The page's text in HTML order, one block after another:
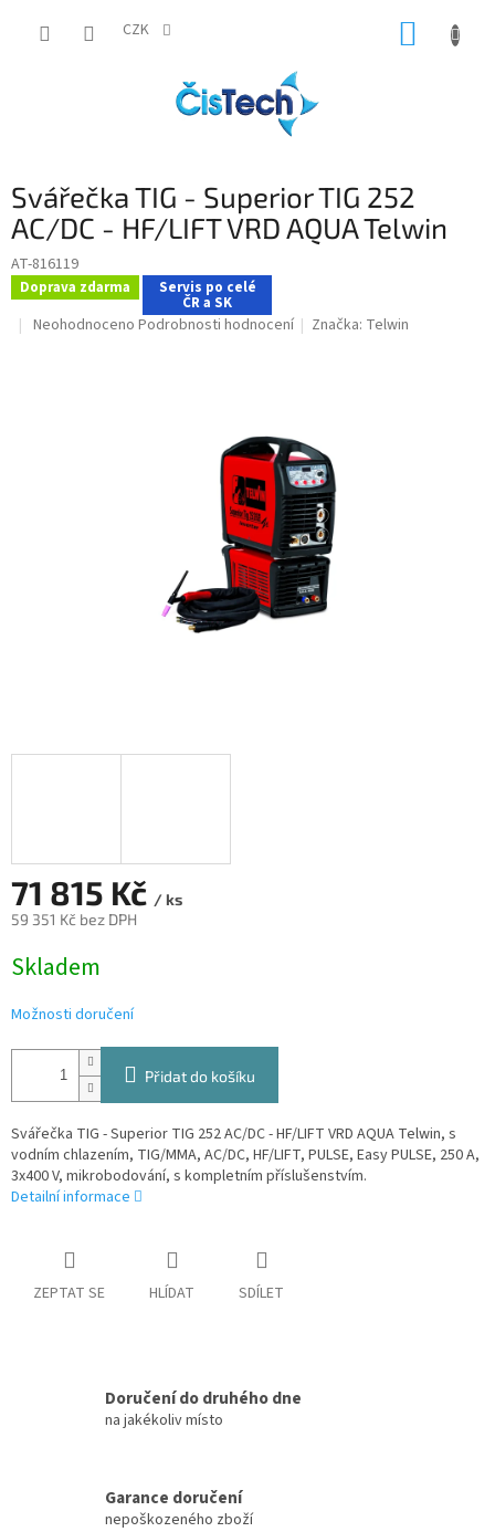
CZK
Svářečka TIG - Superior TIG 252
AC/DC - HF/LIFT VRD AQUA Telwin
AT-816119
Doprava zdarma Servis po celé
ČR a SK
Průměrné
Neohodnoceno Podrobnosti hodnocení Značka: Telwin
71 815 Kč / ks
59 351 Kč bez DPH
cena:
Skladem
Možnosti doručení
Přidat do košíku
Svářečka TIG - Superior TIG 252 AC/DC - HF/LIFT VRD AQUA Telwin, s
vodním chlazením, TIG/MMA, AC/DC, HF/LIFT, PULSE, Easy PULSE, 250 A,
3x400 V, mikrobodování, s kompletním příslušenstvím.
Detailní informace
ZEPTAT SE HLÍDAT SDÍLET
Doručení do druhého dne
na jakékoliv místo
Garance doručení
nepoškozeného zboží